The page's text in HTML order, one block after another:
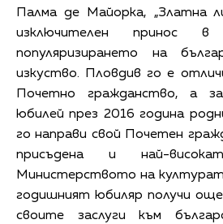
Палма де Майорка, „Златна
изключителен принос
популяризирането на
изкуство. Пловдив го е
Почетно гражданство, а
юбилей през 2016 година
го направи свой Почетен
присъдена и най-
Министерството на
годишният юбиляр получи още
своите заслуги към